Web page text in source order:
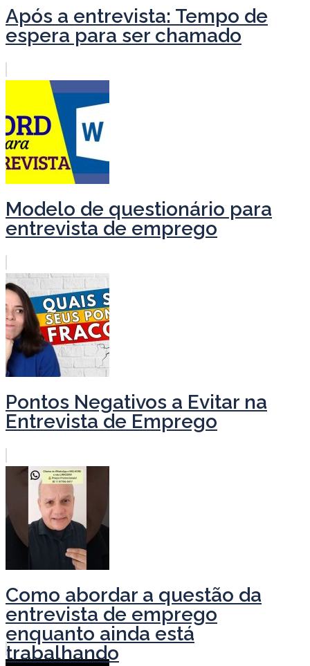
Após a entrevista: Tempo de
espera para ser chamado
Modelo de questionário para
entrevista de emprego
Pontos Negativos a Evitar na
Entrevista de Emprego
Como abordar a questão da
entrevista de emprego
enquanto ainda está
trabalhando